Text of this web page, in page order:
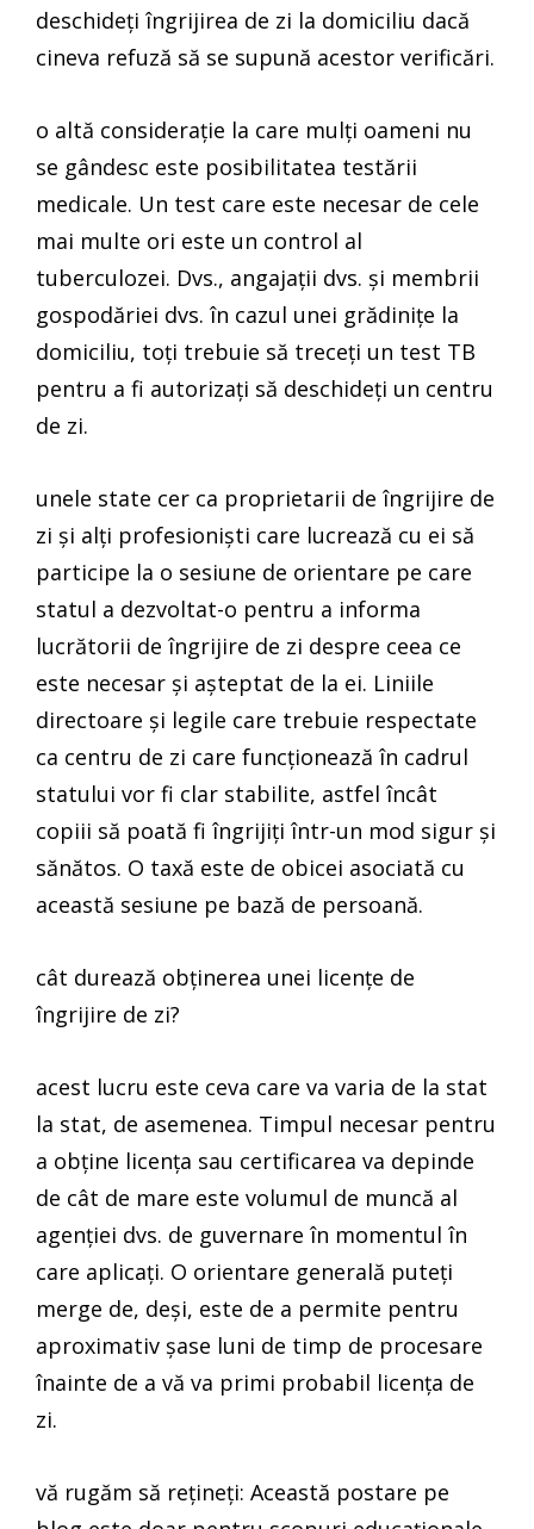
deschideți îngrijirea de zi la domiciliu dacă
cineva refuză să se supună acestor verificări.
o altă considerație la care mulți oameni nu
se gândesc este posibilitatea testării
medicale. Un test care este necesar de cele
mai multe ori este un control al
tuberculozei. Dvs., angajații dvs. și membrii
gospodăriei dvs. în cazul unei grădinițe la
domiciliu, toți trebuie să treceți un test TB
pentru a fi autorizați să deschideți un centru
de zi.
unele state cer ca proprietarii de îngrijire de
zi și alți profesioniști care lucrează cu ei să
participe la o sesiune de orientare pe care
statul a dezvoltat-o pentru a informa
lucrătorii de îngrijire de zi despre ceea ce
este necesar și așteptat de la ei. Liniile
directoare și legile care trebuie respectate
ca centru de zi care funcționează în cadrul
statului vor fi clar stabilite, astfel încât
copiii să poată fi îngrijiți într-un mod sigur și
sănătos. O taxă este de obicei asociată cu
această sesiune pe bază de persoană.
cât durează obținerea unei licențe de
îngrijire de zi?
acest lucru este ceva care va varia de la stat
la stat, de asemenea. Timpul necesar pentru
a obține licența sau certificarea va depinde
de cât de mare este volumul de muncă al
agenției dvs. de guvernare în momentul în
care aplicați. O orientare generală puteți
merge de, deși, este de a permite pentru
aproximativ șase luni de timp de procesare
înainte de a vă va primi probabil licența de
zi.
vă rugăm să rețineți: Această postare pe